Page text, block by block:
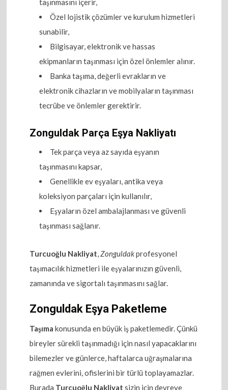
taşınmasını içerir,
Özel lojistik çözümler ve kurulum hizmetleri
sunabilir,
Bilgisayar, elektronik ve hassas
ekipmanların taşınması için özel önlemler alınır.
Banka taşıma, değerli evrakların ve
elektronik cihazların ve mobilyaların taşınması
tecrübe ve önlemler gerektirir.
Zonguldak Parça Eşya Nakliyatı
Tek parça veya az sayıda eşyanın
taşınmasını kapsar,
Genellikle ev eşyaları, antika veya
koleksiyon parçaları için kullanılır,
Eşyaların özel ambalajlanması ve güvenli
taşınması sağlanır.
Turcuoğlu Nakliyat,Zonguldakprofesyonel
taşımacılık hizmetleri ile eşyalarınızın güvenli,
zamanında ve sigortalı taşınmasını sağlar.
Zonguldak Eşya Paketleme
Taşıma konusunda en büyük iş paketlemedir. Çünkü
bireyler sürekli taşınmadığı için nasıl yapacaklarını
bilemezler ve günlerce, haftalarca uğraşmalarına
rağmen evlerini, ofislerini bir türlü toplayamazlar.
Burada Turcuoğlu Nakliyat sizin için devreye